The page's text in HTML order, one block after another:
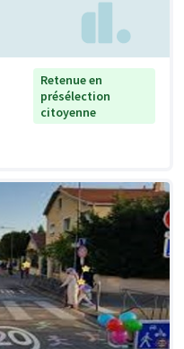
Retenue en
présélection
citoyenne